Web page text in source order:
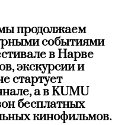
продолжаем
событиями
в Нарве
экскурсии и
стартует
а в KUMU
бесплатных
кинофильмов.